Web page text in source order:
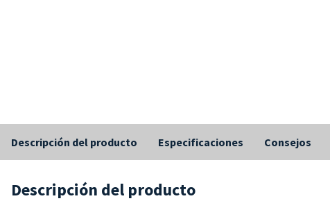
Descripción del producto Especificaciones Consejos
Descripción del producto